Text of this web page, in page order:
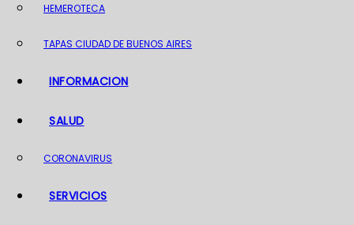
HEMEROTECA
TAPAS CIUDAD DE BUENOS AIRES
INFORMACION
SALUD
CORONAVIRUS
SERVICIOS